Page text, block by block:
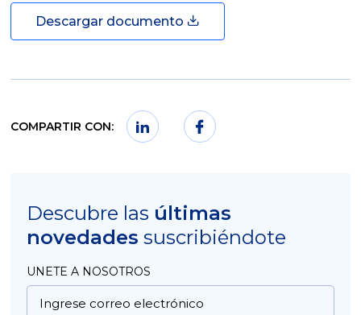
Descargar documento
COMPARTIR CON:
Descubre las últimas
novedades suscribiéndote
UNETE A NOSOTROS